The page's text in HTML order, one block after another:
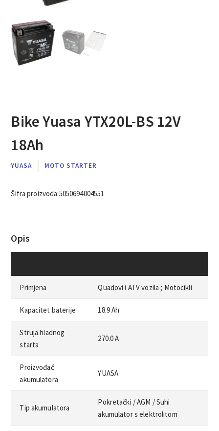
Bike Yuasa YTX20L-BS 12V
18Ah
YUASA MOTO STARTER
Šifra proizvoda:5050694004551
Opis
Primjena Quadovi i ATV vozila ; Motocikli
Kapacitet baterije 18.9 Ah
Struja hladnog
starta
270.0 A
Proizvođač
akumulatora
YUASA
Tip akumulatora
Pokretački /AGM /Suhi
akumulator s elektrolitom